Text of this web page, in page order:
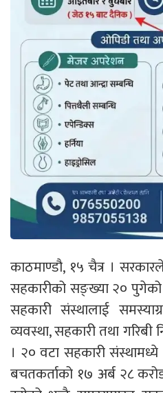
काठमाण्डौ, १५ चैत्र ।
सहकारीको सङ्ख्या २०
सहकारी संस्थालाई
व्यवस्था, सहकारी तथा
। २० वटा सहकारी
बचतकर्ताको १७ अर्ब २८